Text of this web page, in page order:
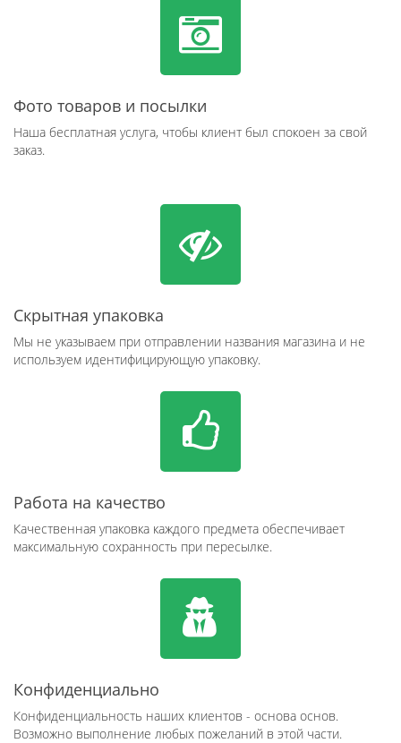
Фото товаров и посылки
Наша бесплатная услуга, чтобы клиент был спокоен за свой
заказ.
Скрытная упаковка
Мы не указываем при отправлении названия магазина и не
используем идентифицирующую упаковку.
Работа на качество
Качественная упаковка каждого предмета обеспечивает
максимальную сохранность при пересылке.
Конфиденциально
Конфиденциальность наших клиентов - основа основ.
Возможно выполнение любых пожеланий в этой части.